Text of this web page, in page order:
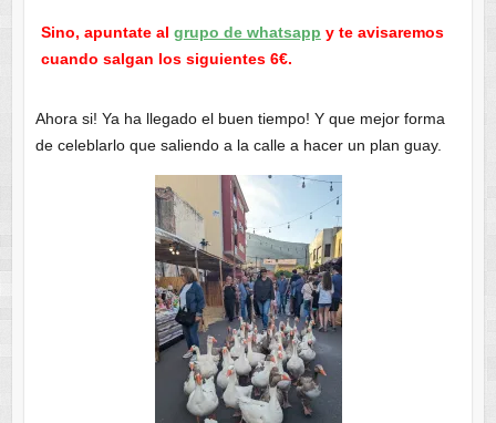
Sino, apuntate al grupo de whatsapp y te avisaremos
cuando salgan los siguientes 6€.
Ahora si! Ya ha llegado el buen tiempo! Y que mejor forma
de celeblarlo que saliendo a la calle a hacer un plan guay.